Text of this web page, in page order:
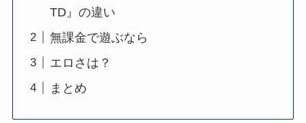
TD』の違い
無課金で遊ぶなら
エロさは？
まとめ